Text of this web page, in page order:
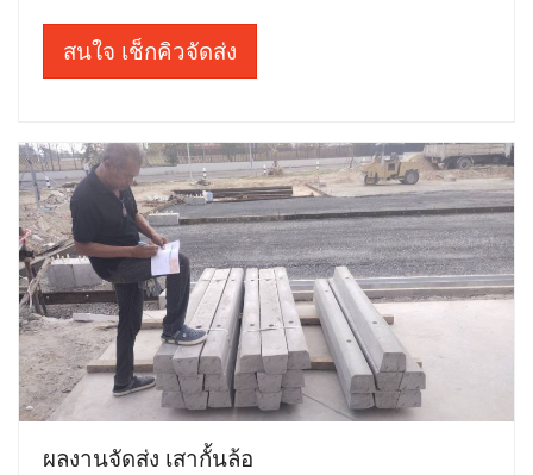
สนใจ เช็กคิวจัดส่ง
ผลงานจัดส่ง เสากั้นล้อ